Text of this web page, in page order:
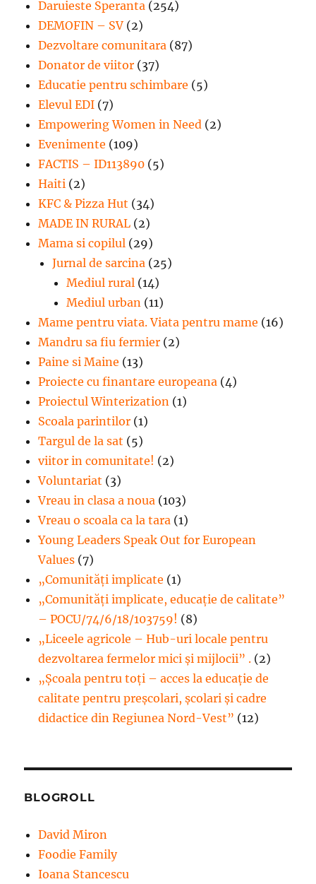
Daruieste Speranta (254)
DEMOFIN – SV (2)
Dezvoltare comunitara (87)
Donator de viitor (37)
Educatie pentru schimbare (5)
Elevul EDI (7)
Empowering Women in Need (2)
Evenimente (109)
FACTIS – ID113890 (5)
Haiti (2)
KFC & Pizza Hut (34)
MADE IN RURAL (2)
Mama si copilul (29)
Jurnal de sarcina (25)
Mediul rural (14)
Mediul urban (11)
Mame pentru viata. Viata pentru mame (16)
Mandru sa fiu fermier (2)
Paine si Maine (13)
Proiecte cu finantare europeana (4)
Proiectul Winterization (1)
Scoala parintilor (1)
Targul de la sat (5)
viitor in comunitate! (2)
Voluntariat (3)
Vreau in clasa a noua (103)
Vreau o scoala ca la tara (1)
Young Leaders Speak Out for European
Values (7)
„Comunități implicate (1)
„Comunități implicate, educație de calitate”
– POCU/74/6/18/103759! (8)
„Liceele agricole – Hub-uri locale pentru
dezvoltarea fermelor mici şi mijlocii” . (2)
„Școala pentru toți – acces la educație de
calitate pentru preșcolari, școlari și cadre
didactice din Regiunea Nord-Vest” (12)
BLOGROLL
David Miron
Foodie Family
Ioana Stancescu